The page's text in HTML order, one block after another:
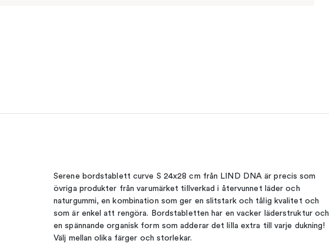
Serene bordstablett curve S 24x28 cm från LIND DNA är precis som
övriga produkter från varumärket tillverkad i återvunnet läder och
naturgummi, en kombination som ger en slitstark och tålig kvalitet och
som är enkel att rengöra. Bordstabletten har en vacker läderstruktur och
en spännande organisk form som adderar det lilla extra till varje dukning!
Välj mellan olika färger och storlekar.